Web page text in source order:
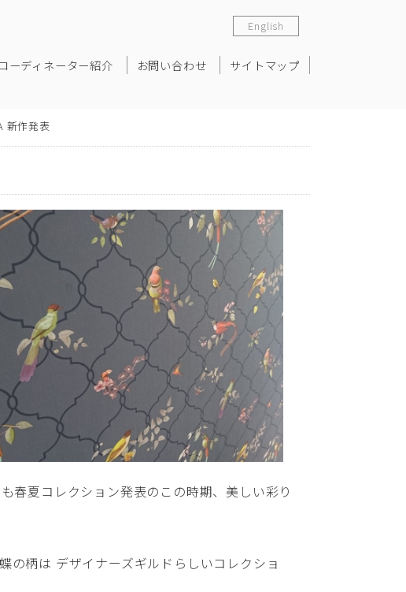
ーディネーター紹介 お問い合わせ サイトマップ
English
新作発表
春夏コレクション発表のこの時期、美しい彩り
の柄は デザイナーズギルドらしいコレクショ